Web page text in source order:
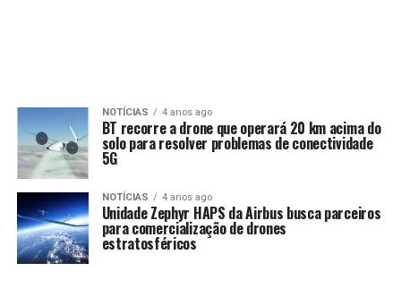
NOTÍCIAS 4 anos ago
BT recorre a drone que operará 20 km acima do
solo para resolver problemas de conectividade
5G
NOTÍCIAS 4 anos ago
Unidade Zephyr HAPS da Airbus busca parceiros
para comercialização de drones
estratosféricos